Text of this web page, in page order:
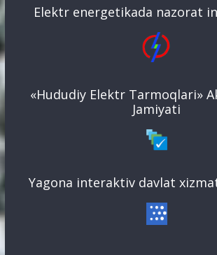
Elektr energetikada nazorat
«Hududiy Elektr Tarmoqlari»
Jamiyati
Yagona interaktiv davlat